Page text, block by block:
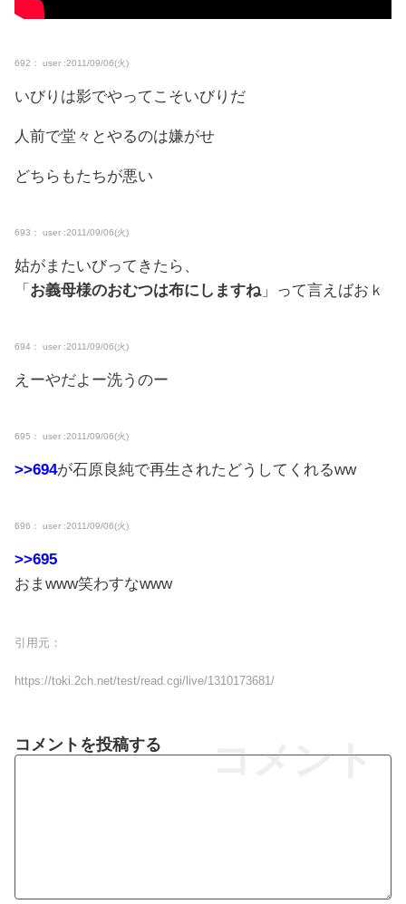
692： user :2011/09/06(火)
いびりは影でやってこそいびりだ
人前で堂々とやるのは嫌がせ
どちらもたちが悪い
693： user :2011/09/06(火)
姑がまたいびってきたら、
「 お義母様のおむつは布にしますね」って言えばおｋ
694： user :2011/09/06(火)
えーやだよー洗うのー
695： user :2011/09/06(火)
>>694が石原良純で再生されたどうしてくれるww
696： user :2011/09/06(火)
>>695
おまwww笑わすなwww
引用元：
https://toki.2ch.net/test/read.cgi/live/1310173681/
コメント
コメントを投稿する